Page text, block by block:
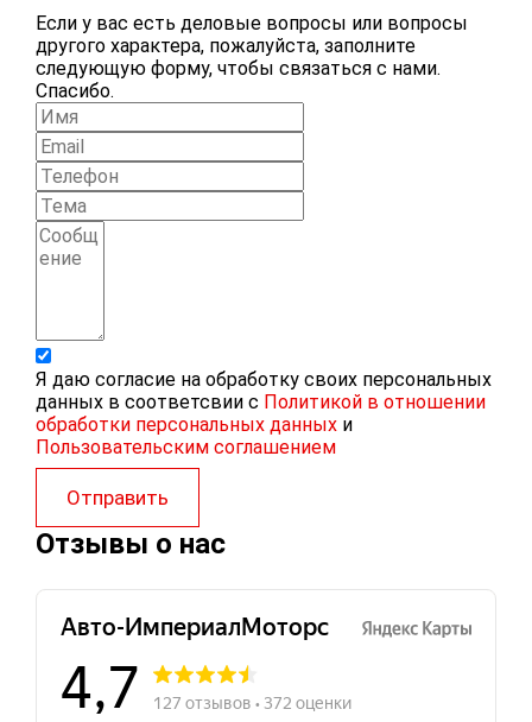
Если у вас есть деловые вопросы или вопросы
другого характера, пожалуйста, заполните
следующую форму, чтобы связаться с нами.
Спасибо.
Я даю согласие на обработку своих персональных
данных в соответсвии с Политикой в отношении
обработки персональных данных и
Пользовательским соглашением
Отправить
Отзывы о нас